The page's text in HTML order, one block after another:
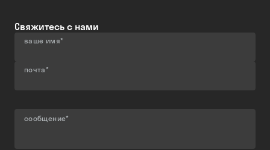
Свяжитесь с нами
ваше имя*
почта*
сообщение*